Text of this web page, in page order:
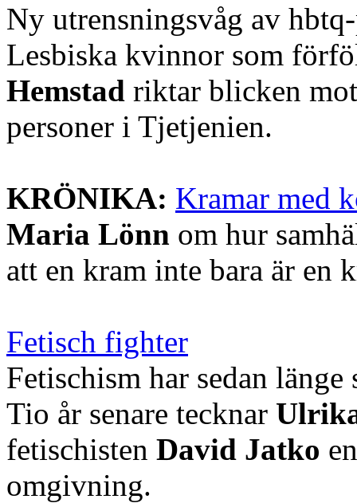
Ny utrensningsvåg av
Lesbiska kvinnor som
Hemstad riktar blicken
personer i Tjetjenien.
KRÖNIKA: Kramar med
Maria Lönn om hur
att en kram inte bara är en
Fetisch fighter
Fetischism har sedan
Tio år senare tecknar
fetischisten David Jatko
omgivning.